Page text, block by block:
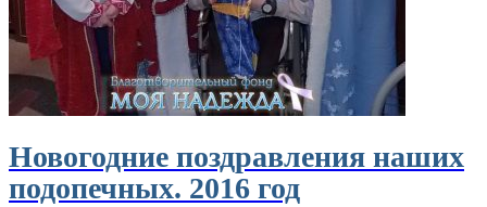
Новогодние поздравления наших
подопечных. 2016 год